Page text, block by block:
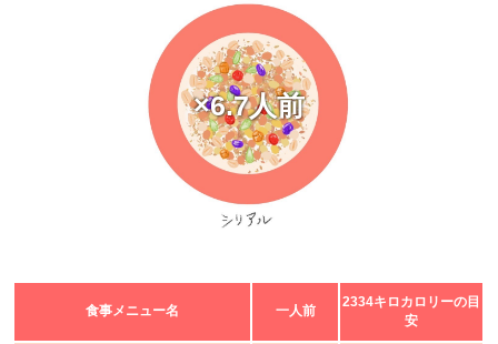
×6.7人前
食事メニュー名 一人前
2334キロカロリーの目
安